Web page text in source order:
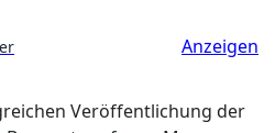
Anzeigen
Veröffentlichung der